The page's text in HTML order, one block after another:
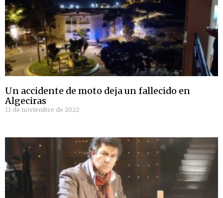
Un accidente de moto deja un fallecido en
Algeciras
11 de noviembre de 2022